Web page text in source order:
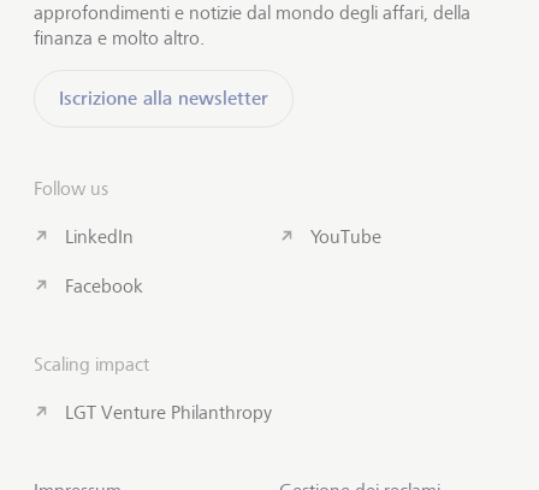
approfondimenti e notizie dal mondo degli affari, della
finanza e molto altro.
Iscrizione alla newsletter
Follow us
LinkedIn
Facebook
YouTube
Scaling impact
LGT Venture Philanthropy